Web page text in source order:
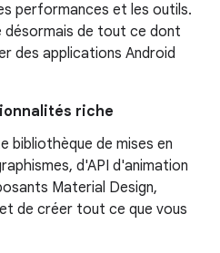
performances et les outils.
désormais de tout ce dont
des applications Android
riche
bibliothèque de mises en
d'API d'animation
Material Design,
de créer tout ce que vous